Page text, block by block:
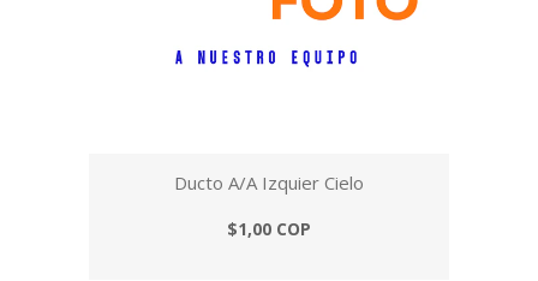
Ducto A/A Izquier Cielo
$1,00 COP